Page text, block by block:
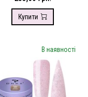
Купити
В наявності